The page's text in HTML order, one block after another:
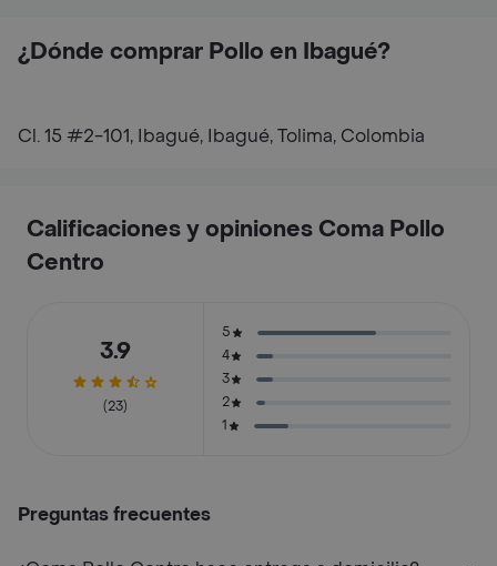
¿Dónde comprar Pollo en Ibagué?
Cl. 15 #2-101, Ibagué, Ibagué, Tolima, Colombia
Calificaciones y opiniones Coma Pollo
Centro
3.9
(23)
5
4
3
2
1
Preguntas frecuentes